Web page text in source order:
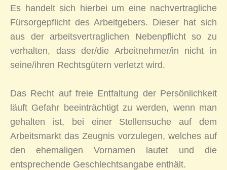
Es handelt sich hierbei um eine nachvertragliche
Fürsorgepflicht des Arbeitgebers. Dieser hat sich
aus der arbeitsvertraglichen Nebenpflicht so zu
verhalten, dass der/die Arbeitnehmer/in nicht in
seine/ihren Rechtsgütern verletzt wird.
Das Recht auf freie Entfaltung der Persönlichkeit
läuft Gefahr beeinträchtigt zu werden, wenn man
gehalten ist, bei einer Stellensuche auf dem
Arbeitsmarkt das Zeugnis vorzulegen, welches auf
den ehemaligen Vornamen lautet und die
entsprechende Geschlechtsangabe enthält.